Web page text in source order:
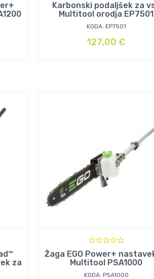
Karbonski podaljšek za
Multitool orodja EP7501
KODA: EP7501
127,00€
za
Žaga EGO Power+
Multitool PSA1000
KODA: PSA1000